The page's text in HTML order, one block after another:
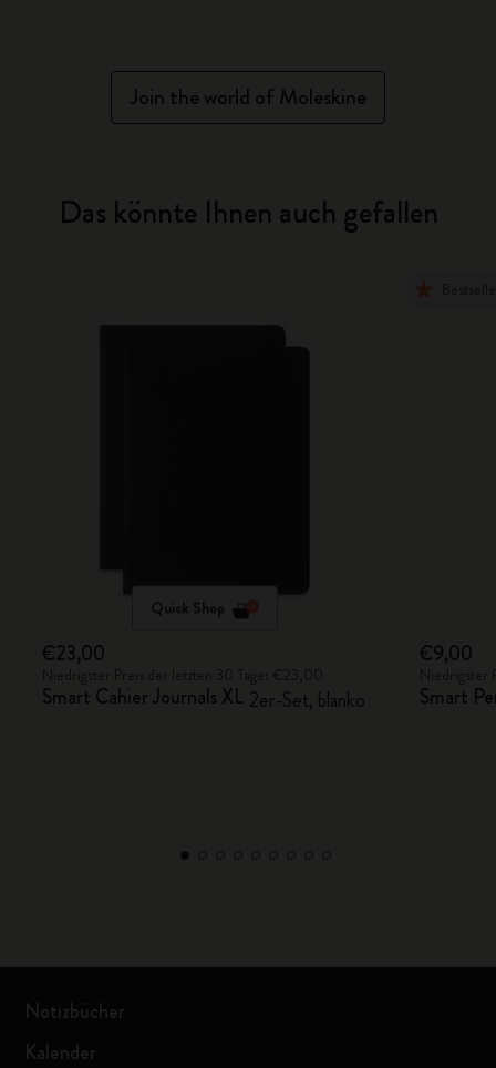
Join the world of Moleskine
Das könnte Ihnen auch gefallen
Quick Shop
€23,00
Smart Cahier Journals XL 2er-Set, blanko
€9,00
Smart
Notizbücher
Kalender